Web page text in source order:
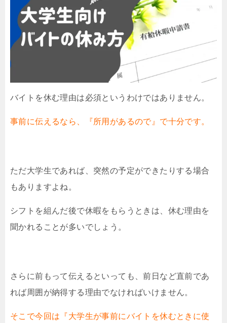
バイトを休む理由は必須というわけではありません。
事前に伝えるなら、『所用があるので』で十分です。
ただ大学生であれば、突然の予定ができたりする場合
もありますよね。
シフトを組んだ後で休暇をもらうときは、休む理由を
聞かれることが多いでしょう。
さらに前もって伝えるといっても、前日など直前であ
れば周囲が納得する理由でなければいけません。
そこで今回は『大学生が事前にバイトを休むときに使